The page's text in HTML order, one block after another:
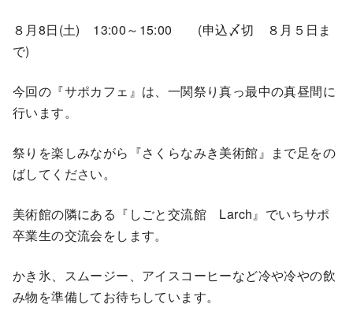
８月8日(土) 13:00～15:00 (申込〆切 ８月５日ま
で)
今回の『サポカフェ』は、一関祭り真っ最中の真昼間に
行います。
祭りを楽しみながら『さくらなみき美術館』まで足をの
ばしてください。
美術館の隣にある『しごと交流館 Larch』でいちサポ
卒業生の交流会をします。
かき氷、スムージー、アイスコーヒーなど冷や冷やの飲
み物を準備してお待ちしています。